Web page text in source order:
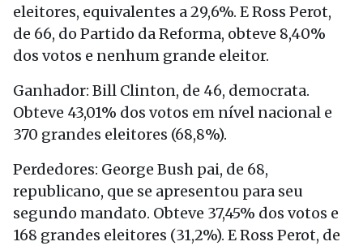
eleitores, equivalentes a 29,6%. E Ross Perot,
de 66, do Partido da Reforma, obteve 8,40%
dos votos e nenhum grande eleitor.
Ganhador: Bill Clinton, de 46, democrata.
Obteve 43,01% dos votos em nível nacional e
370 grandes eleitores (68,8%).
Perdedores: George Bush pai, de 68,
republicano, que se apresentou para seu
segundo mandato. Obteve 37,45% dos votos e
168 grandes eleitores (31,2%). E Ross Perot, de